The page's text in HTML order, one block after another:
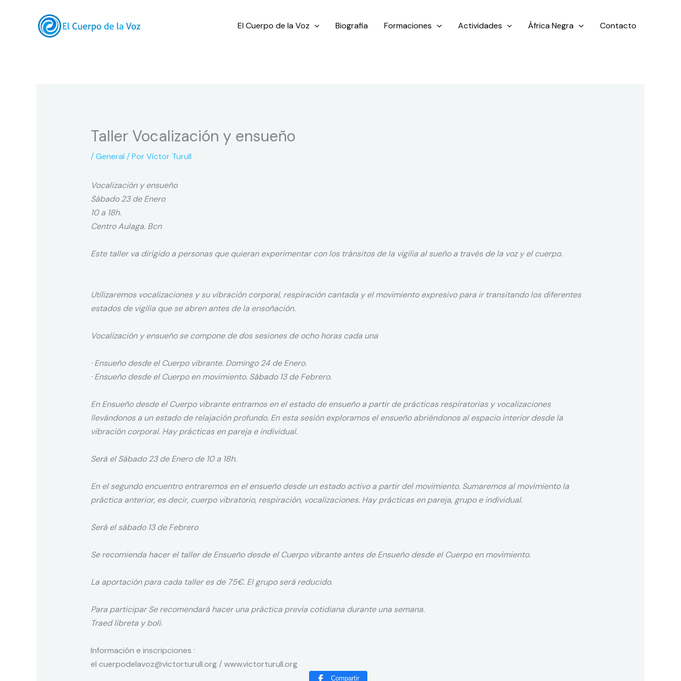
El Cuerpo de la Voz Biografia Formaciones Actividades África Negra Contacto
Taller Vocalización y ensueño
/General / PorVíctor Turull
Vocalización y ensueño
Sábado 23 de Enero
10 a 18h.
Centro Aulaga. Bcn
Este taller va dirigido a personas que quieran experimentar con los tránsitos de la vigilia al sueño a través de la voz y el cuerpo.
Utilizaremos vocalizaciones y su vibración corporal, respiración cantada y el movimiento expresivo para ir transitando los diferentes
estados de vigilia que se abren antes de la ensoñación.
Vocalización y ensueño se compone de dos sesiones de ocho horas cada una
· Ensueño desde el Cuerpo vibrante. Domingo 24 de Enero.
· Ensueño desde el Cuerpo en movimiento. Sábado 13 de Febrero.
En Ensueño desde el Cuerpo vibrante entramos en el estado de ensueño a partir de prácticas respiratorias y vocalizaciones
llevándonos a un estado de relajación profundo. En esta sesión exploramos el ensueño abriéndonos al espacio interior desde la
vibración corporal. Hay prácticas en pareja e individual.
Será el Sábado 23 de Enero de 10 a 18h.
En el segundo encuentro entraremos en el ensueño desde un estado activo a partir del movimiento. Sumaremos al movimiento la
práctica anterior, es decir, cuerpo vibratorio, respiración, vocalizaciones. Hay prácticas en pareja, grupo e individual.
Será el sábado 13 de Febrero
Se recomienda hacer el taller de Ensueño desde el Cuerpo vibrante antes de Ensueño desde el Cuerpo en movimiento.
La aportación para cada taller es de 75€. El grupo será reducido.
Para participar Se recomendará hacer una práctica previa cotidiana durante una semana.
Traed libreta y boli.
Información e inscripciones :
el cuerpodelavoz@victorturull.org / www.victorturull.org
Compartir